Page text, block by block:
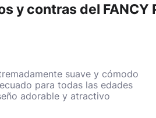
y contras del FANCY
suave y cómodo
para todas las edades
adorable y atractivo